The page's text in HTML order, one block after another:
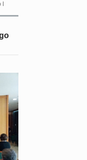
juče je uspješno